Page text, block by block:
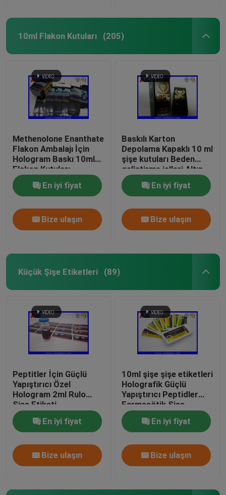
10ml Flakon Kutuları (205)
Methenolone Enanthate
Flakon Ambalajı İçin
Hologram Baskı 10ml
Flakon Kutuları
En iyi fiyat
Bize ulaşın
Baskılı Karton
Depolama Kapaklı 10 ml
şişe kutuları Beden
geliştirme jelleri Altın
folyo ambalaj Altın
folyo / hologram etkisi
En iyi fiyat
Bize ulaşın
Küçük Şişe Etiketleri (89)
Peptitler İçin Güçlü
Yapıştırıcı Özel
Hologram 2ml Rulo
Şişe Etiketi
En iyi fiyat
Bize ulaşın
10ml şişe şişe etiketleri
Holografik Güçlü
Yapıştırıcı Peptidler
Farmasötik Şişe
Etiketleri 25x60mm
En iyi fiyat
Bize ulaşın